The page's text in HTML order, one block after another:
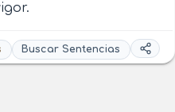
Buscar Sentencias